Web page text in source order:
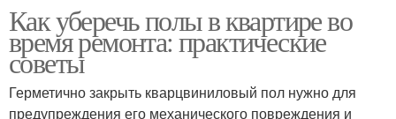
Как уберечь полы в квартире во
время ремонта: практические
советы
Герметично закрыть кварцвиниловый пол нужно для
предупреждения его механического повреждения и